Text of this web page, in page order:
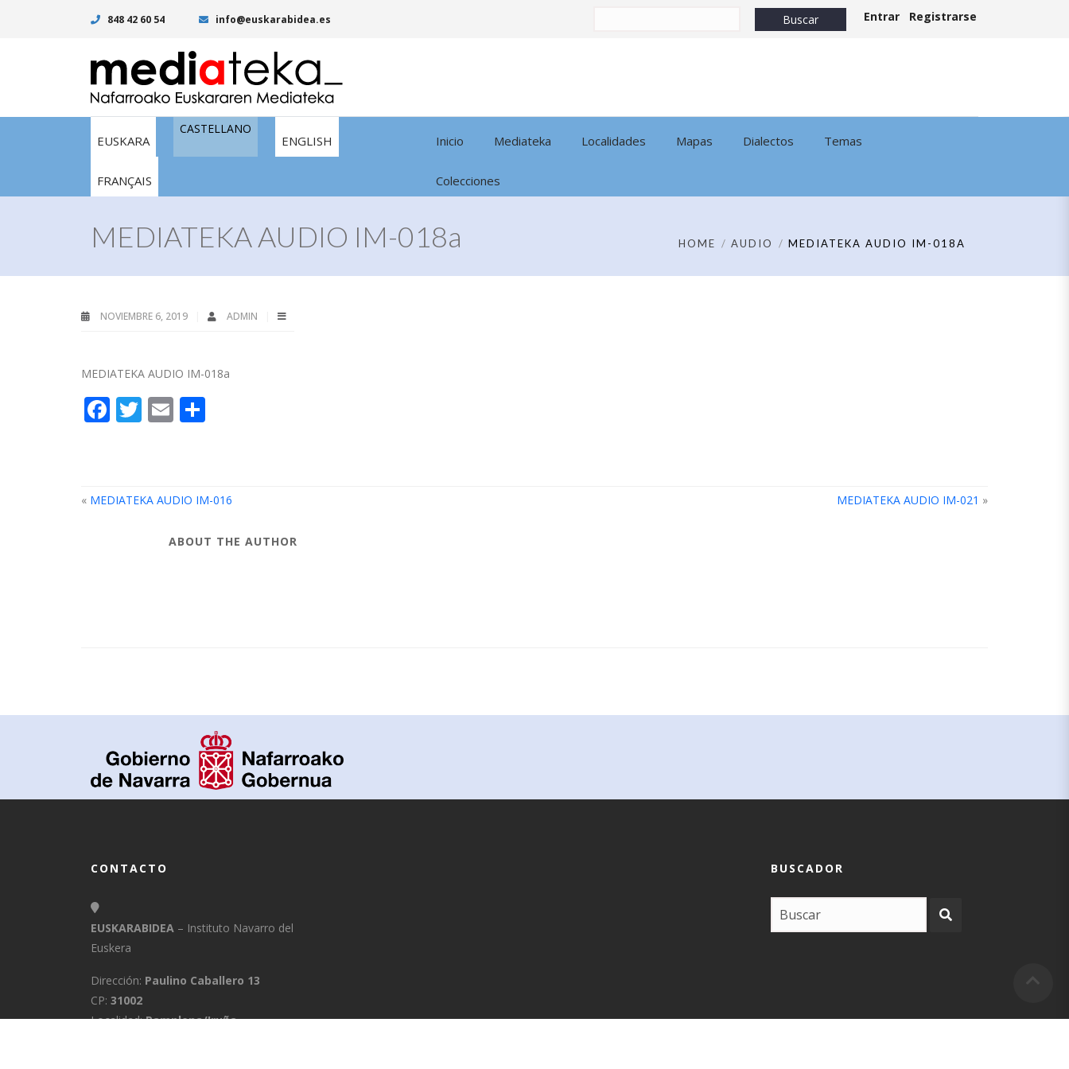
848 42 60 54 info@euskarabidea.es Entrar Registrarse
EUSKARA
CASTELLANO
ENGLISH
FRANÇAIS
Inicio Mediateka Localidades Mapas Dialectos Temas
Colecciones
MEDIATEKA AUDIO IM-018a HOME AUDIO MEDIATEKA AUDIO IM-018A
NOVIEMBRE 6, 2019 ADMIN
MEDIATEKA AUDIO IM-018a
Facebook
Twitter
Email
« MEDIATEKA AUDIO IM-016 MEDIATEKA AUDIO IM-021 »
ABOUT THE AUTHOR
CONTACTO
EUSKARABIDEA – Instituto Navarro del
Euskera
Dirección: Paulino Caballero 13
CP: 31002
Localidad:Pamplona/Iruña
BUSCADOR